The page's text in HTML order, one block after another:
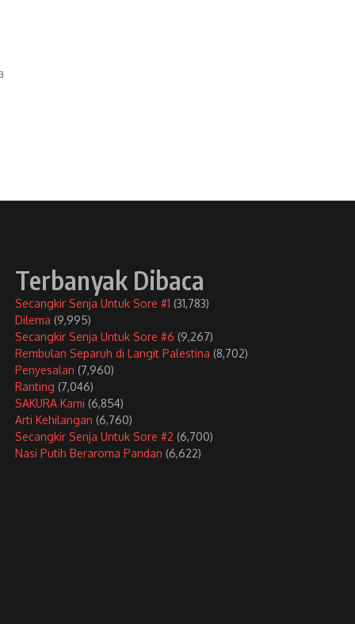
Terbanyak Dibaca
Secangkir Senja Untuk Sore #1 (31,783)
Dilema (9,995)
Secangkir Senja Untuk Sore #6 (9,267)
Rembulan Separuh di Langit Palestina (8,702)
Penyesalan (7,960)
Ranting (7,046)
SAKURA Kami (6,854)
Arti Kehilangan (6,760)
Secangkir Senja Untuk Sore #2 (6,700)
Nasi Putih Beraroma Pandan (6,622)